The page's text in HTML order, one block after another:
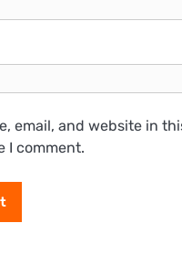
email, and website in
I comment.